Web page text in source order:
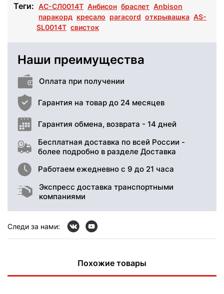
Теги: АС-СЛ0014Т Анбисон браслет Anbison
паракорд кресало paracord открывашка AS-
SL0014T свисток
Наши преимущества
Оплата при получении
Гарантия на товар до 24 месяцев
Гарантия обмена, возврата - 14 дней
Бесплатная доставка по всей России -
более подробно в разделе Доставка
Работаем ежедневно с 9 до 21 часа
Экспресс доставка транспортными
компаниями
Следи за нами:
Похожие товары